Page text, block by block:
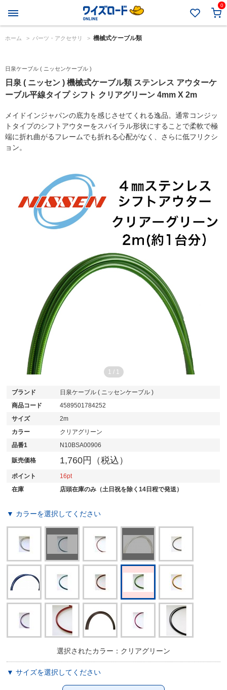
0
ホーム > パーツ・アクセサリ > 機械式ケーブル類
日泉ケーブル ( ニッセンケーブル )
日泉 ( ニッセン ) 機械式ケーブル類 ステンレス アウターケ
ーブル平線タイプ シフト クリアグリーン 4mm X 2m
メイドインジャパンの底力を感じさせてくれる逸品。通常コンジッ
トタイプのシフトアウターをスパイラル形状にすることで柔軟で極
端に折れ曲がるフレームでも折れる心配がなく、さらに低フリクシ
ョン。
1 / 1
ブランド
日泉ケーブル ( ニッセンケーブル )
商品コード
4589501784252
サイズ
2m
カラー
クリアグリーン
品番1
N10BSA00906
販売価格 1,760円（税込）
ポイント
16
在庫
店頭在庫のみ（土日祝を除く14日程で発送）
▼ カラーを選択してください
選択されたカラー：クリアグリーン
▼ サイズを選択してください